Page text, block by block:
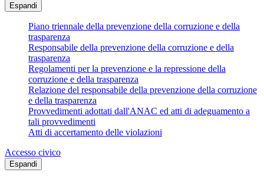
Espandi
Piano triennale della prevenzione della corruzione e della
trasparenza
Responsabile della prevenzione della corruzione e della
trasparenza
Regolamenti per la prevenzione e la repressione della
corruzione e della trasparenza
Relazione del responsabile della prevenzione della corruzione
e della trasparenza
Provvedimenti adottati dall'ANAC ed atti di adeguamento a
tali provvedimenti
Atti di accertamento delle violazioni
Accesso civico
Espandi